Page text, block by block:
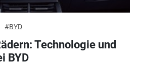
#BYD
Technologie und
BYD